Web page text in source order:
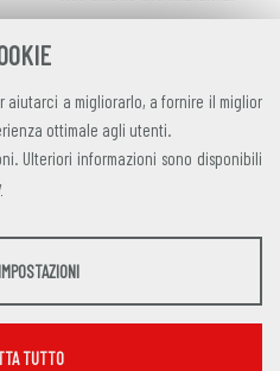
aiutarci a migliorarlo, a fornire il miglior
ottimale agli utenti.
Ulteriori informazioni sono disponibili
TUTTO
|contatti
lo Sviluppo Sostenibile
P.IVA 14610671001